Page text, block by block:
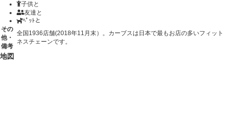
子供と
友達と
ﾍﾟｯﾄと
その
他・
備考
全国1936店舗(2018年11月末）。カーブスは日本で最もお店の多いフィット
ネスチェーンです。
地図